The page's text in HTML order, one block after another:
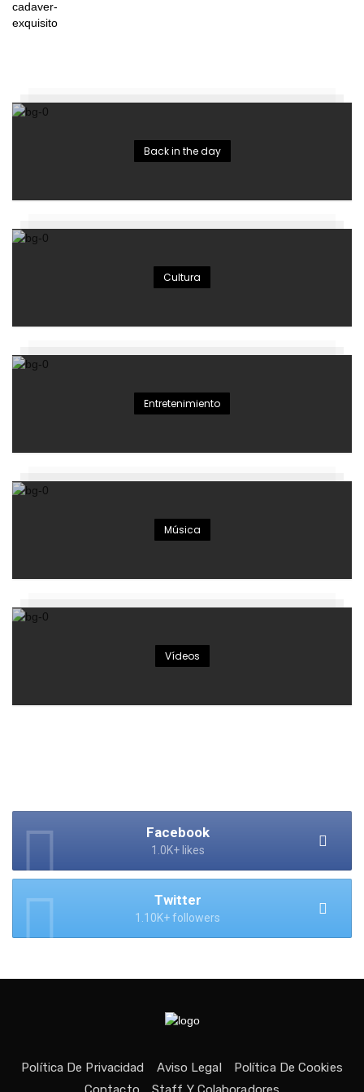
Back in the day
Cultura
Entretenimiento
Música
Vídeos
Facebook
1.0K+ likes
Twitter
1.10K+ followers
Política De Privacidad Aviso Legal
Política De Cookies